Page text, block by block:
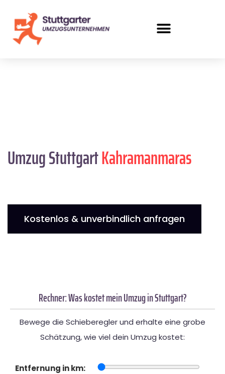
Umzug StuttgartKahramanmaras
Kostenlos & unverbindlich anfragen
Rechner: Was kostet mein Umzug in Stuttgart?
Bewege die Schieberegler und erhalte eine grobe
Schätzung, wie viel dein Umzug kostet:
Entfernung in km: